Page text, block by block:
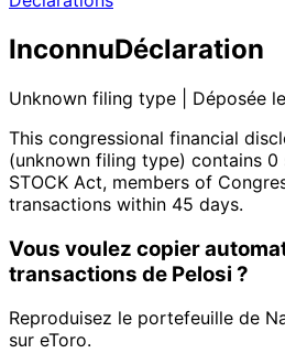
InconnuDéclaration
Unknown filing type | Déposée
This congressional financial
(unknown filing type) contains 0
STOCK Act, members of
transactions within 45 days.
Vous voulez copier
transactions de Pelosi ?
Reproduisez le portefeuille de
sur eToro.